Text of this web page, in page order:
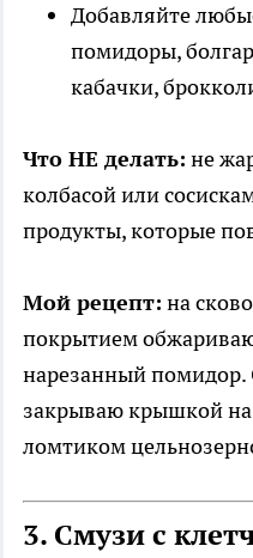
Добавляйте
помидоры,
кабачки,
Что НЕ делать: не
колбасой или
продукты, которые
Мой рецепт: на
покрытием
нарезанный помидор.
закрываю крышкой
ломтиком
3. Смузи с